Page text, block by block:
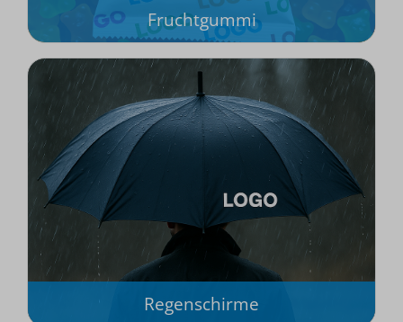
Fruchtgummi
Regenschirme